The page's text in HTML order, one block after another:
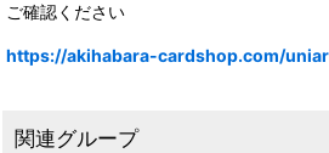
ご確認ください
https://akihabara-cardshop.com/
関連グループ